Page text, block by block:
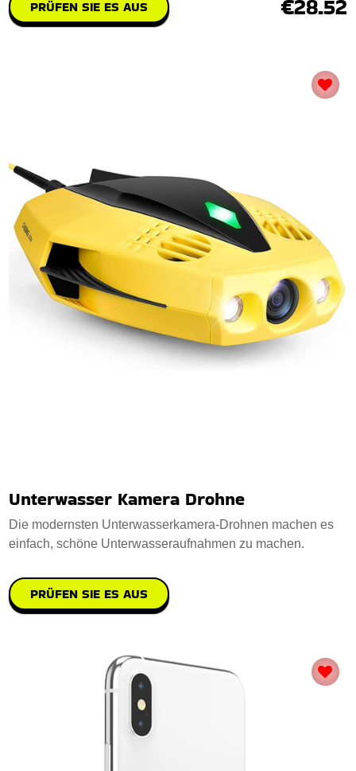
PRÜFEN SIE ES AUS €28.52
Unterwasser Kamera Drohne
Die modernsten Unterwasserkamera-Drohnen machen es
einfach, schöne Unterwasseraufnahmen zu machen.
PRÜFEN SIE ES AUS